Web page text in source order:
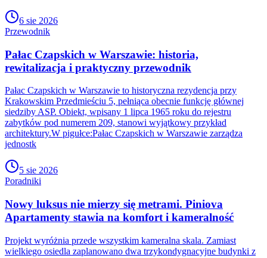
6 sie 2026
Przewodnik
Pałac Czapskich w Warszawie: historia,
rewitalizacja i praktyczny przewodnik
Pałac Czapskich w Warszawie to historyczna rezydencja przy
Krakowskim Przedmieściu 5, pełniąca obecnie funkcję głównej
siedziby ASP. Obiekt, wpisany 1 lipca 1965 roku do rejestru
zabytków pod numerem 209, stanowi wyjątkowy przykład
architektury.W pigułce:Pałac Czapskich w Warszawie zarządza
jednostk
5 sie 2026
Poradniki
Nowy luksus nie mierzy się metrami. Piniova
Apartamenty stawia na komfort i kameralność
Projekt wyróżnia przede wszystkim kameralna skala. Zamiast
wielkiego osiedla zaplanowano dwa trzykondygnacyjne budynki z